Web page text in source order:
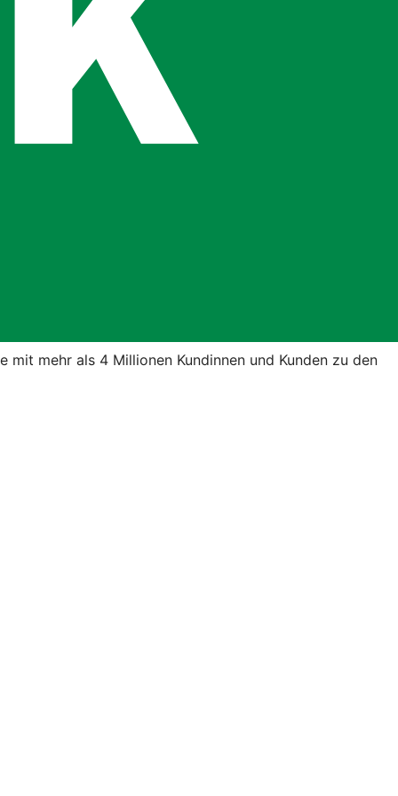
mehr als 4 Millionen Kundinnen und Kunden zu den